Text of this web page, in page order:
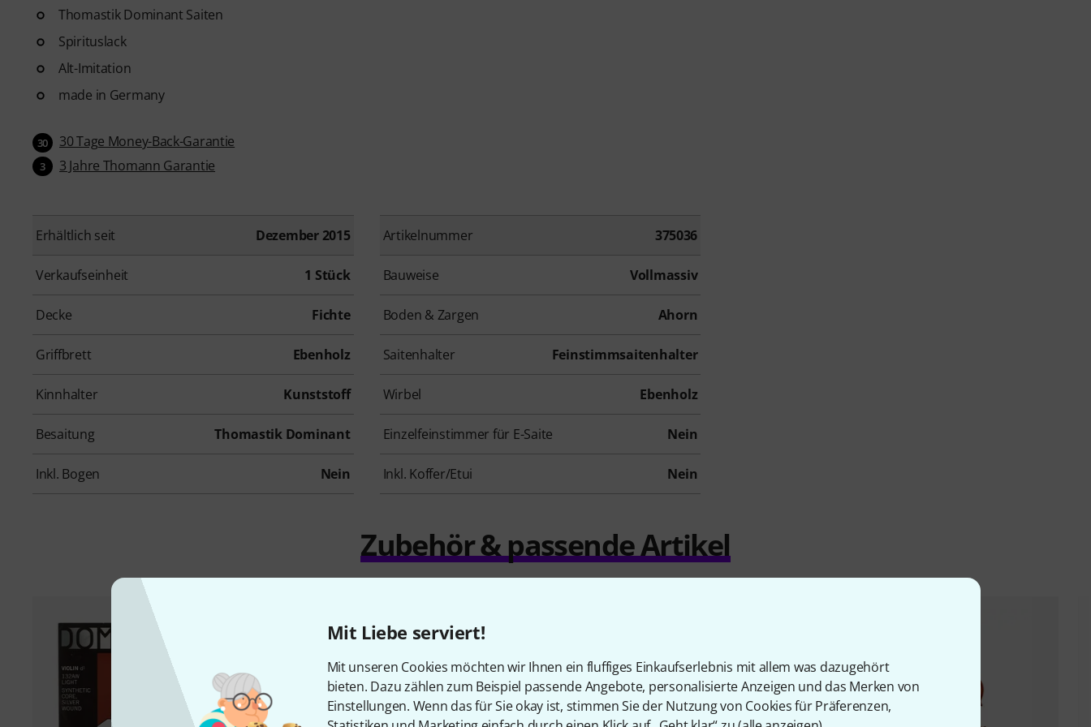
Mit Liebe serviert!
Mit unseren Cookies möchten wir Ihnen ein fluffiges Einkaufserlebnis mit allem was dazugehört
bieten. Dazu zählen zum Beispiel passende Angebote, personalisierte Anzeigen und das Merken von
Einstellungen. Wenn das für Sie okay ist, stimmen Sie der Nutzung von Cookies für Präferenzen,
Thomastik Dominant Saiten
Spirituslack
Alt-Imitation
made in Germany
30 30 Tage Money-Back-Garantie
3 3 Jahre Thomann Garantie
Erhältlich seit Dezember 2015 Artikelnummer 375036
Verkaufseinheit 1 Stück Bauweise Vollmassiv
Decke Fichte Boden & Zargen Ahorn
Griffbrett Ebenholz Saitenhalter Feinstimmsaitenhalter
Kinnhalter Kunststoff Wirbel Ebenholz
Besaitung Thomastik Dominant Einzelfeinstimmer für E-Saite Nein
Inkl. Bogen Nein Inkl. Koffer/Etui Nein
Zubehör & passende Artikel